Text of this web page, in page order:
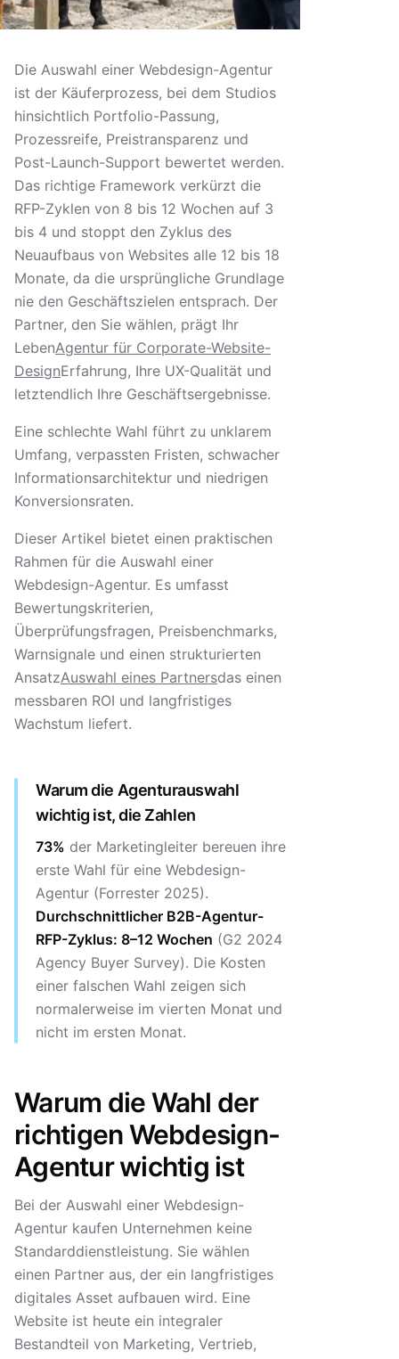
Die Auswahl einer Webdesign-Agentur
ist der Käuferprozess, bei dem Studios
hinsichtlich Portfolio-Passung,
Prozessreife, Preistransparenz und
Post-Launch-Support bewertet werden.
Das richtige Framework verkürzt die
RFP-Zyklen von 8 bis 12 Wochen auf 3
bis 4 und stoppt den Zyklus des
Neuaufbaus von Websites alle 12 bis 18
Monate, da die ursprüngliche Grundlage
nie den Geschäftszielen entsprach. Der
Partner, den Sie wählen, prägt Ihr
LebenAgentur für Corporate-Website-
DesignErfahrung, Ihre UX-Qualität und
letztendlich Ihre Geschäftsergebnisse.
Eine schlechte Wahl führt zu unklarem
Umfang, verpassten Fristen, schwacher
Informationsarchitektur und niedrigen
Konversionsraten.
Dieser Artikel bietet einen praktischen
Rahmen für die Auswahl einer
Webdesign-Agentur. Es umfasst
Bewertungskriterien,
Überprüfungsfragen, Preisbenchmarks,
Warnsignale und einen strukturierten
AnsatzAuswahl eines Partnersdas einen
messbaren ROI und langfristiges
Wachstum liefert.
Warum die Agenturauswahl
wichtig ist, die Zahlen
73% der Marketingleiter bereuen ihre
erste Wahl für eine Webdesign-
Agentur (Forrester 2025).
Durchschnittlicher B2B-Agentur-
RFP-Zyklus: 8–12 Wochen (G2 2024
Agency Buyer Survey). Die Kosten
einer falschen Wahl zeigen sich
normalerweise im vierten Monat und
nicht im ersten Monat.
Warum die Wahl der
richtigen Webdesign-
Agentur wichtig ist
Bei der Auswahl einer Webdesign-
Agentur kaufen Unternehmen keine
Standarddienstleistung. Sie wählen
einen Partner aus, der ein langfristiges
digitales Asset aufbauen wird. Eine
Website ist heute ein integraler
Bestandteil von Marketing, Vertrieb,